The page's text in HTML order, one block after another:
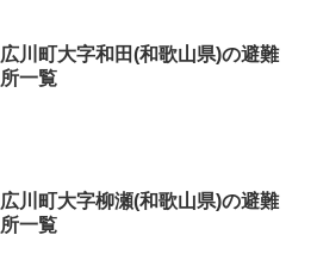
広川町大字和田(和歌山県)の避難
所一覧
広川町大字柳瀬(和歌山県)の避難
所一覧